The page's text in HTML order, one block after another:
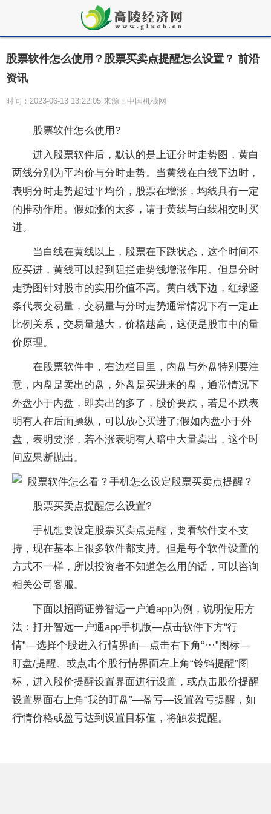
股票软件怎么使用？股票买卖点提醒怎么设置？ 前沿
资讯
时间：2023-06-13 13:22:05 来源：中国机械网
股票软件怎么使用?
进入股票软件后，默认的是上证分时走势图，黄白
两线分别为平均价与分时走势。当黄线在白线下边时，
表明分时走势超过平均价，股票在增涨，均线具有一定
的推动作用。假如涨的太多，请于黄线与白线相交时买
进。
当白线在黄线以上，股票在下跌状态，这个时间不
应买进，黄线可以起到阻拦走势线增涨作用。但是分时
走势图针对股市的实用价值不高。黄白线下边，红绿竖
条代表交易量，交易量与分时走势通常情况下有一定正
比例关系，交易量越大，价格越高，这便是股市中的量
价原理。
在股票软件中，右边栏目里，内盘与外盘特别要注
意，内盘是卖出的盘，外盘是买进来的盘，通常情况下
外盘小于内盘，即卖出的多了，股价要跌，若是不跌表
明有人在后面操纵，可以放心买进了;假如内盘小于外
盘，表明要涨，若不涨表明有人暗中大量卖出，这个时
间应果断抛出。
股票买卖点提醒怎么设置?
手机想要设定股票买卖点提醒，要看软件支不支
持，现在基本上很多软件都支持。但是每个软件设置的
方式不一样，所以投资者不知道怎么用的话，可以咨询
相关公司客服。
下面以招商证券智远一户通app为例，说明使用方
法：打开智远一户通app手机版—点击软件下方“行
情”—选择个股进入行情界面—点击右下角“···”图标—
盯盘/提醒、或点击个股行情界面左上角“铃铛提醒”图
标，进入股价提醒设置界面进行设置，或点击股价提醒
设置界面右上角“我的盯盘”—盈亏—设置盈亏提醒，如
行情价格或盈亏达到设置目标值，将触发提醒。